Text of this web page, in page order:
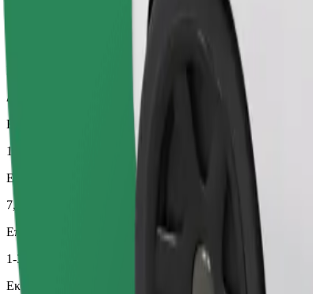
Κατοικίδιο
Διαδρομές για εσάς και το κατοικίδιό σας. Οι σκύλοι
Εκτιμώμενος χρόνος μετακίνησης
13 λ.
Εκτιμώμενη απόσταση
7,3 χλμ.
Επιβάτες
1-3
Εκτιμώμενη τιμή